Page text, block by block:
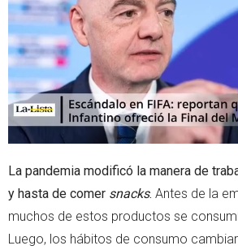
r
p
p
La pandemia modificó la manera de
y hasta de comer snacks. Antes de la
muchos de estos productos se
Luego, los hábitos de consumo